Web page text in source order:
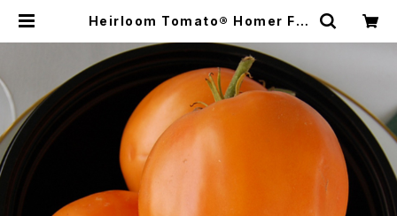
Heirloom Tomato® Homer Fik
トマト・ホーマー・フィカーズ・イエロ
ー・オックス・ハート | Heirloom To
mato Farm